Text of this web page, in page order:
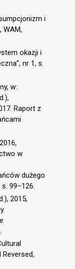
i
WAM,
okazji i
nr 1, s.
w:
Raport z
w
dużego
99–126.
2015,